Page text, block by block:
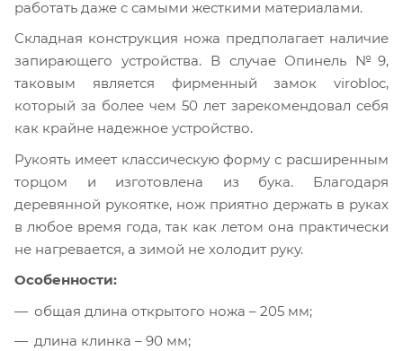
работать даже с самыми жесткими материалами.
Складная конструкция ножа предполагает наличие
запирающего устройства. В случае Опинель №9,
таковым является фирменный замок virobloc,
который за более чем 50 лет зарекомендовал себя
как крайне надежное устройство.
Рукоять имеет классическую форму с расширенным
торцом и изготовлена из бука. Благодаря
деревянной рукоятке, нож приятно держать в руках
в любое время года, так как летом она практически
не нагревается, а зимой не холодит руку.
Особенности:
общая длина открытого ножа – 205 мм;
длина клинка – 90 мм;